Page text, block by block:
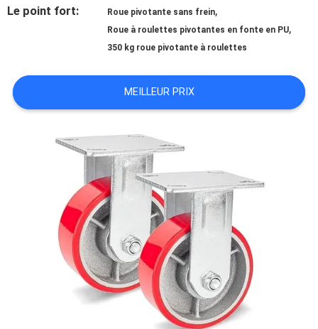
NOUS
VISITE
D'USINE
CONTRÔLE
QUALITÉ
CONTACTEZ-
Le point fort: Roue pivotante sans frein,
Roue à roulettes pivotantes en fonte en PU,
350 kg roue pivotante à roulettes
MEILLEUR PRIX